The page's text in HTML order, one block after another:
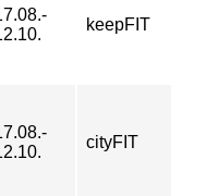
keepFIT
cityFIT